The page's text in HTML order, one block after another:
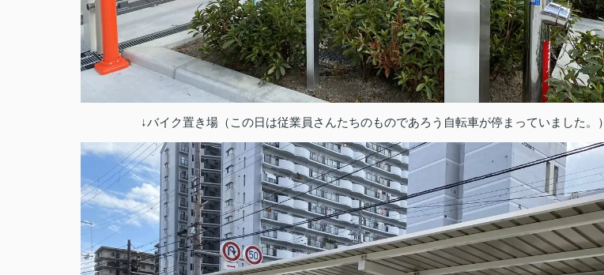
↓バイク置き場（この日は従業員さんたちのものであろう自転車が停まっていました。）